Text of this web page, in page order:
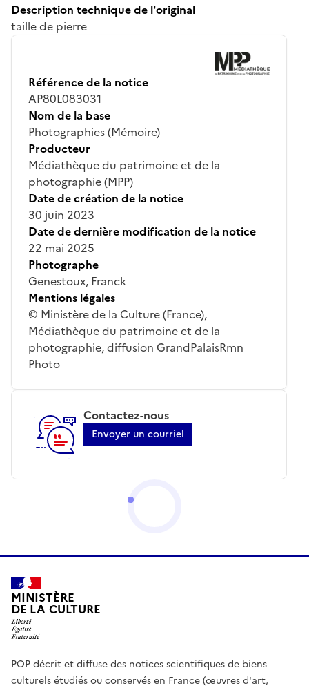
Description technique de l'original
taille de pierre
Référence de la notice
AP80L083031
Nom de la base
Photographies (Mémoire)
Producteur
Médiathèque du patrimoine et de la
photographie (MPP)
Date de création de la notice
30 juin 2023
Date de dernière modification de la notice
22 mai 2025
Photographe
Genestoux, Franck
Mentions légales
© Ministère de la Culture (France),
Médiathèque du patrimoine et de la
photographie, diffusion GrandPalaisRmn
Photo
Contactez-nous
Envoyer un courriel
MINISTÈRE
DE LA CULTURE
POP décrit et diffuse des notices scientifiques de biens
culturels étudiés ou conservés en France (œuvres d'art,